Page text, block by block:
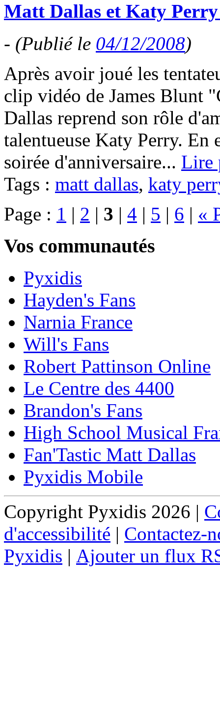
Matt Dallas et Katy
- (Publié le 04/12/2008)
Après avoir joué les
clip vidéo de James Blunt
Dallas reprend son rôle
talentueuse Katy Perry. En
soirée d'anniversaire... Lire
Tags : matt dallas, katy
Page : 1 | 2 | 3 | 4 | 5 | 6 | «
Vos communautés
Pyxidis
Hayden's Fans
Narnia France
Will's Fans
Robert Pattinson Online
Le Centre des 4400
Brandon's Fans
High School Musical
Fan'Tastic Matt Dallas
Pyxidis Mobile
Copyright Pyxidis 2026 |
d'accessibilité | Contactez-
Pyxidis | Ajouter un flux